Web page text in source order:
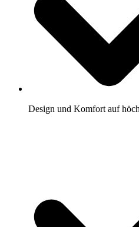
Design und Komfort auf